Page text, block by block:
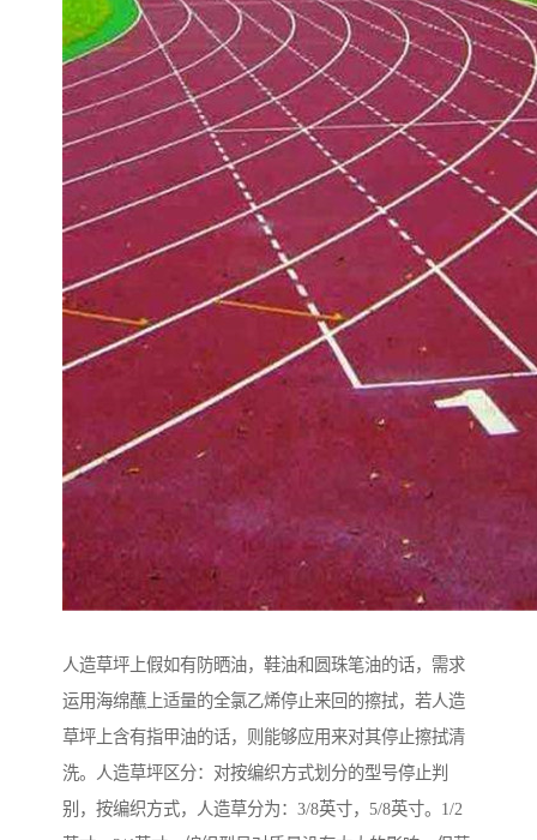
人造草坪上假如有防晒油，鞋油和圆珠笔油的话，需求
运用海绵蘸上适量的全氯乙烯停止来回的擦拭，若人造
草坪上含有指甲油的话，则能够应用来对其停止擦拭清
洗。人造草坪区分：对按编织方式划分的型号停止判
别，按编织方式，人造草分为：3/8英寸，5/8英寸。1/2